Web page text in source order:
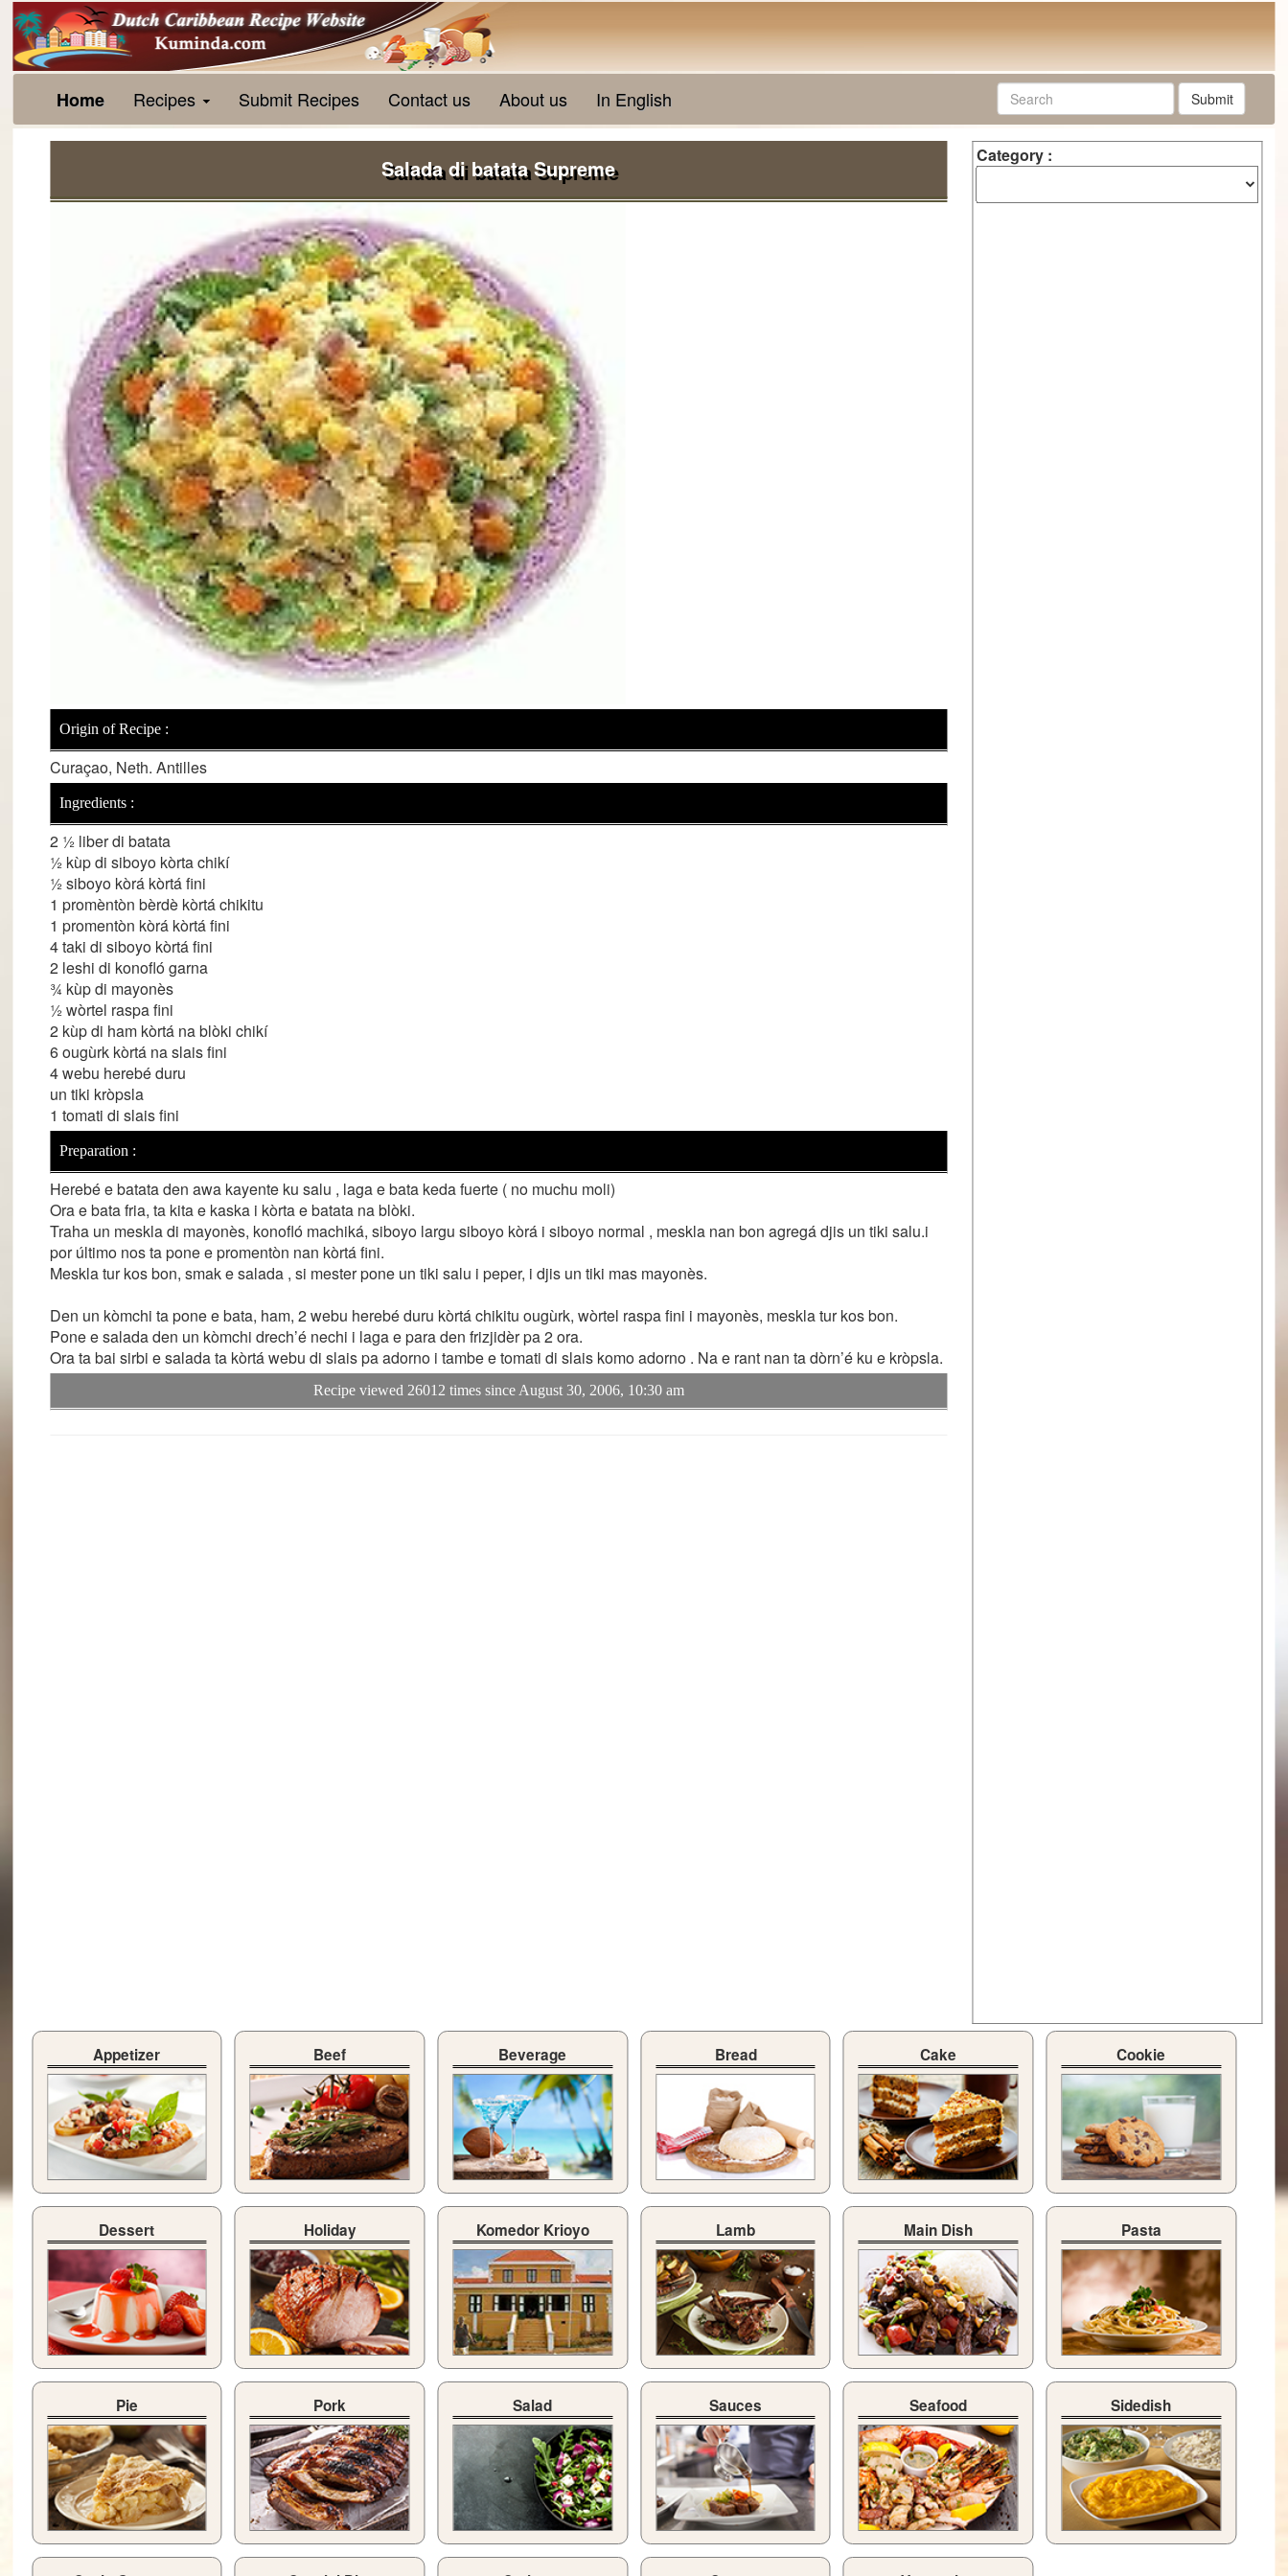
Home Recipes Submit Recipes Contact us About us In English Submit
Salada di batata Supreme
Origin of Recipe :
Curaçao, Neth. Antilles
Ingredients :
2 ½ liber di batata
½ kùp di siboyo kòrta chikí
½ siboyo kòrá kòrtá fini
1 promèntòn bèrdè kòrtá chikitu
1 promentòn kòrá kòrtá fini
4 taki di siboyo kòrtá fini
2 leshi di konofló garna
¾ kùp di mayonès
½ wòrtel raspa fini
2 kùp di ham kòrtá na blòki chikí
6 ougùrk kòrtá na slais fini
4 webu herebé duru
un tiki kròpsla
1 tomati di slais fini
Preparation :
Herebé e batata den awa kayente ku salu , laga e bata keda fuerte ( no muchu moli)
Ora e bata fria, ta kita e kaska i kòrta e batata na blòki.
Traha un meskla di mayonès, konofló machiká, siboyo largu siboyo kòrá i siboyo normal , meskla nan bon agregá djis un tiki salu.i
por último nos ta pone e promentòn nan kòrtá fini.
Meskla tur kos bon, smak e salada , si mester pone un tiki salu i peper, i djis un tiki mas mayonès.
Den un kòmchi ta pone e bata, ham, 2 webu herebé duru kòrtá chikitu ougùrk, wòrtel raspa fini i mayonès, meskla tur kos bon.
Pone e salada den un kòmchi drech’é nechi i laga e para den frizjidèr pa 2 ora.
Ora ta bai sirbi e salada ta kòrtá webu di slais pa adorno i tambe e tomati di slais komo adorno . Na e rant nan ta dòrn’é ku e kròpsla.
Recipe viewed 26012 times since August 30, 2006, 10:30 am
Category :
Appetizer Beef Beverage Bread Cake Cookie
Dessert Holiday Komedor Krioyo Lamb Main Dish Pasta
Pie Pork Salad Sauces Seafood Sidedish